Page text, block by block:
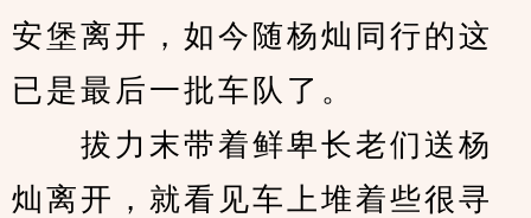
安堡离开，如今随杨灿同行的这
已是最后一批车队了。
拔力末带着鲜卑长老们送杨
灿离开，就看见车上堆着些很寻